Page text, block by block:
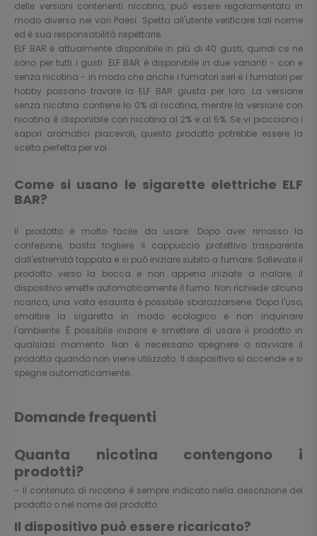
delle versioni contenenti nicotina, può essere regolamentato in
modo diverso nei vari Paesi. Spetta all'utente verificare tali norme
ed è sua responsabilità rispettarle.
ELF BAR è attualmente disponibile in più di 40 gusti, quindi ce ne
sono per tutti i gusti. ELF BAR è disponibile in due varianti - con e
senza nicotina - in modo che anche i fumatori seri e i fumatori per
hobby possano trovare la ELF BAR giusta per loro. La versione
senza nicotina contiene lo 0% di nicotina, mentre la versione con
nicotina è disponibile con nicotina al 2% e al 5%. Se vi piacciono i
sapori aromatici piacevoli, questo prodotto potrebbe essere la
scelta perfetta per voi.
Come si usano le sigarette elettriche ELF
BAR?
Il prodotto è molto facile da usare. Dopo aver rimosso la
confezione, basta togliere il cappuccio protettivo trasparente
dall'estremità tappata e si può iniziare subito a fumare. Sollevate il
prodotto verso la bocca e non appena iniziate a inalare, il
dispositivo emette automaticamente il fumo. Non richiede alcuna
ricarica, una volta esaurita è possibile sbarazzarsene. Dopo l'uso,
smaltire la sigaretta in modo ecologico e non inquinare
l'ambiente. È possibile iniziare e smettere di usare il prodotto in
qualsiasi momento. Non è necessario spegnere o riavviare il
prodotto quando non viene utilizzato. Il dispositivo si accende e si
spegne automaticamente.
Domande frequenti
Quanta nicotina contengono i
prodotti?
- Il contenuto di nicotina è sempre indicato nella descrizione del
prodotto o nel nome del prodotto.
Il dispositivo può essere ricaricato?